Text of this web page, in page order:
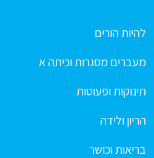
להיות הורים
מעברים מסגרות וכיתה א
תינוקות ופעוטות
הריון ולידה
בריאות וכושר